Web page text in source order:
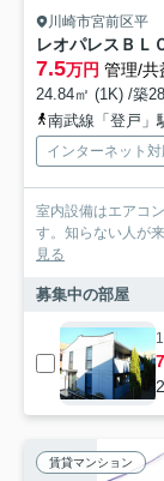
川崎市宮前区平
7.5万円 管理/共
24.84㎡ (1K) /築
南武線「登戸」
インターネット
室内設備はエアコ
す。知らない人が
見る
募集中の部屋
賃貸マンション